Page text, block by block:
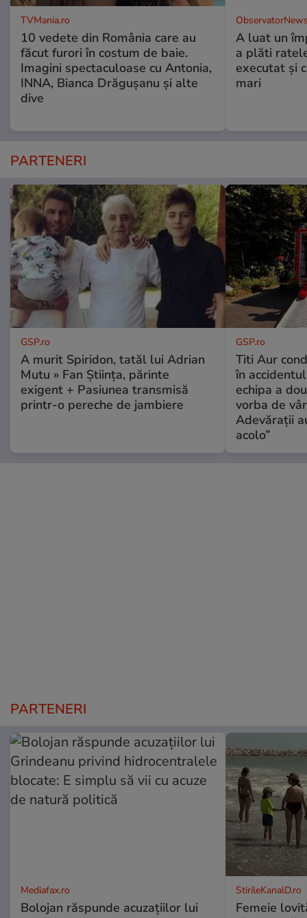
TVMania.ro
10 vedete din România care au
făcut furori în costum de baie.
Imagini spectaculoase cu Antonia,
INNA, Bianca Drăgușanu și alte
dive
A luat un
a plăti
executat şi
mari
PARTENERI
GSP.ro
A murit Spiridon, tatăl lui Adrian
Mutu » Fan Știința, părinte
exigent + Pasiunea transmisă
printr-o pereche de jambiere
GSP.ro
Titi Aur
în
echipa a
vorba de
Adevărații
acolo”
PARTENERI
Mediafax.ro
Bolojan răspunde acuzațiilor lui
StirileKanalD.ro
Femeie